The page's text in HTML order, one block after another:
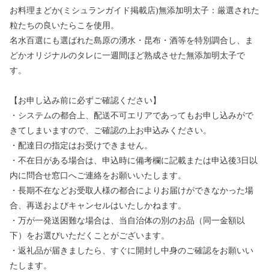
お料理まどか(ミシュランガイド掲載店)無添加明太子：厳選された
粒たちの良いたらこを使用。
名水百選にも選ばれた島原の湧水・昆布・酒等を特別調合し、ま
どかオリジナルのタレに一週間ほど熟成させた無添加明太子で
す。
【お申し込み前に必ずご確認ください】
・システムの都合上、配送不可エリアであってもお申し込みがで
きてしまいますので、ご確認の上お申込みください。
・配達日の指定はお受けできません。
・不在日がある場合は、申込時に備考欄に記載または申込後3日以
内に問合せ窓口へご連絡をお願いいたします。
・長期不在などお受取人様の都合によりお届けができなかった場
合、再送およびキャンセルはいたしかねます。
・万が一発送困難な場合は、当自治体の別のお品（同一金額以
下）をお選びいただくことがございます。
・返礼品が届きましたら、すぐに開封し中身のご確認をお願いい
たします。